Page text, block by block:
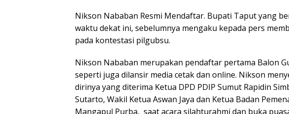
Nikson Nababan Resmi Mendaftar. Bupati Taput yang
waktu dekat ini, sebelumnya mengaku kepada pers
pada kontestasi pilgubsu.
Nikson Nababan merupakan pendaftar pertama Balon
seperti juga dilansir media cetak dan online. Nikson
dirinya yang diterima Ketua DPD PDIP Sumut Rapidin
Sutarto, Wakil Ketua Aswan Jaya dan Ketua Badan
Mangapul Purba, saat acara silahturahmi dan buka